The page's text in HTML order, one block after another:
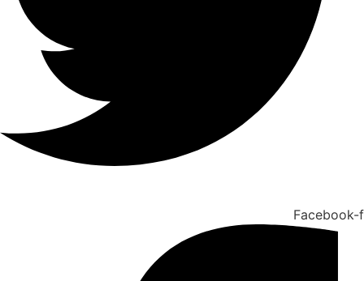
Facebook-f